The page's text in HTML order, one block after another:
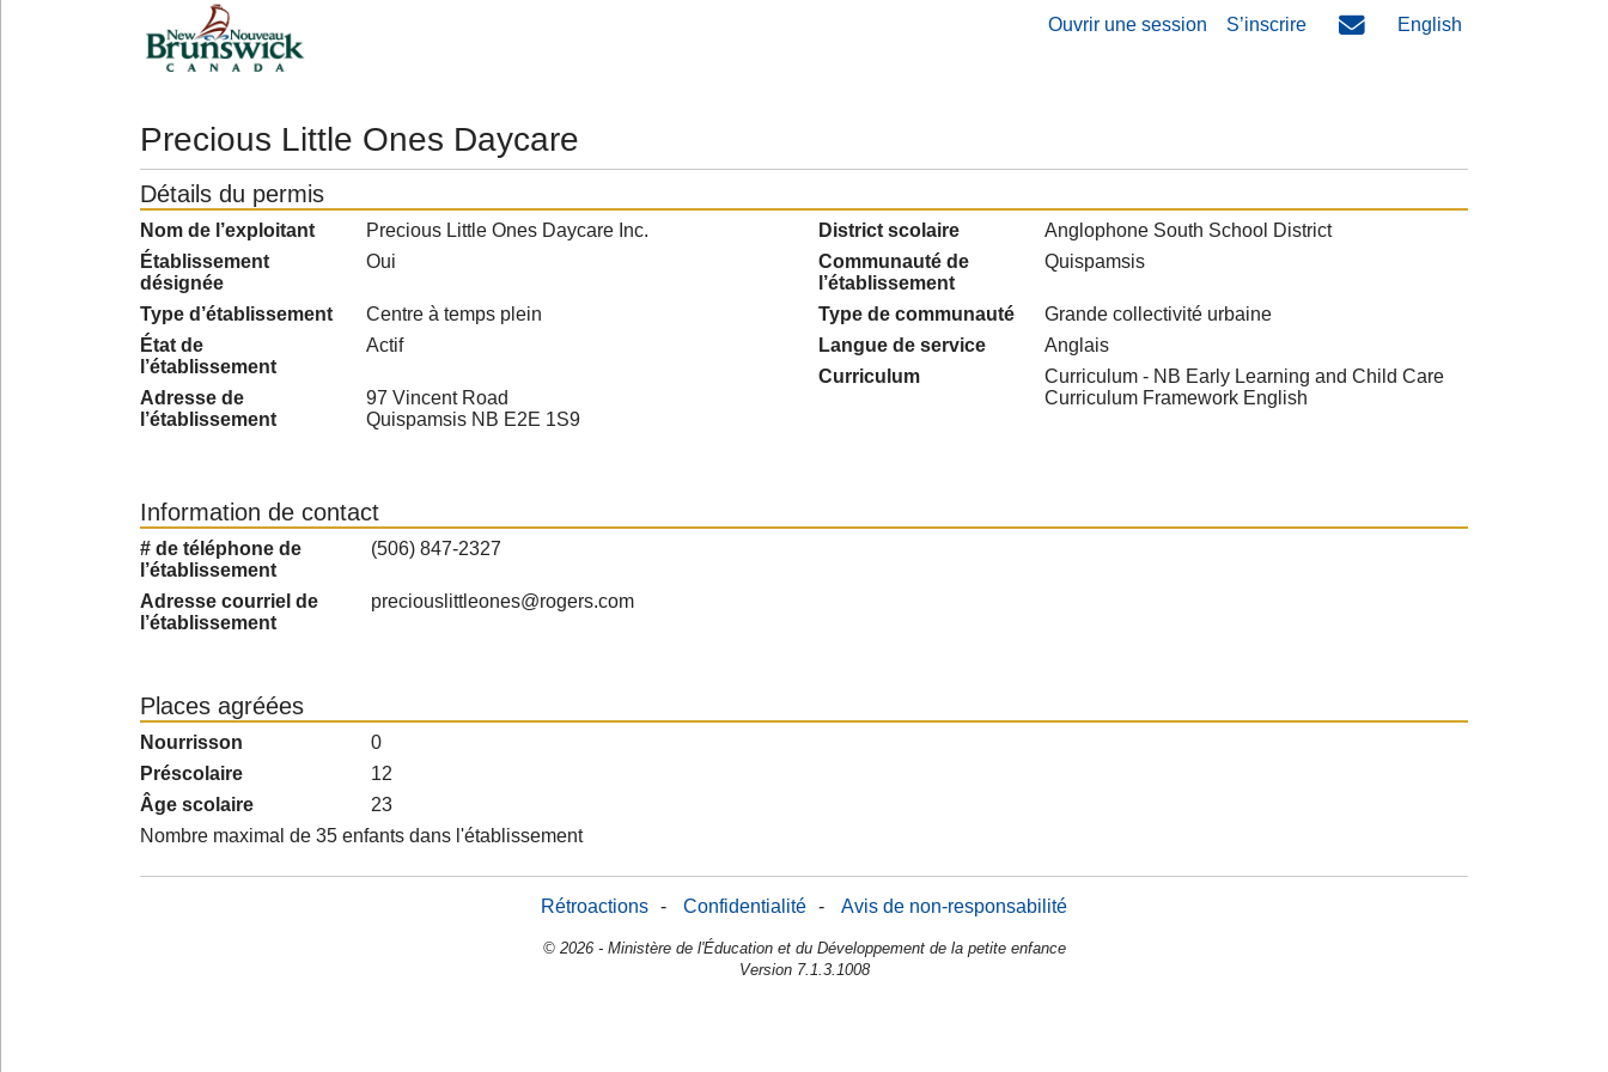
Ouvrir une session S’inscrire English
Precious Little Ones Daycare
Détails du permis
Nom de l’exploitant
Precious Little Ones Daycare Inc.
Établissement
désignée
Oui
Type d’établissement
Centre à temps plein
État de
l’établissement
Actif
Adresse de
l’établissement
97 Vincent Road
Quispamsis NB E2E 1S9
District scolaire
Anglophone South School District
Communauté de
l’établissement
Quispamsis
Type de communauté
Grande collectivité urbaine
Langue de service
Anglais
Curriculum
Curriculum - NB Early Learning and Child Care
Curriculum Framework English
Information de contact
# de téléphone de
l’établissement
(506) 847-2327
Adresse courriel de
l’établissement
preciouslittleones@rogers.com
Places agréées
Nourrisson
0
Préscolaire
12
Âge scolaire
23
Nombre maximal de 35 enfants dans l'établissement
Rétroactions - Confidentialité - Avis de non-responsabilité
© 2026 - Ministère de l'Éducation et du Développement de la petite enfance
Version 7.1.3.1008